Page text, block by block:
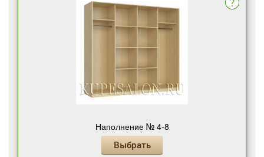
Наполнение № 4-8
Выбрать